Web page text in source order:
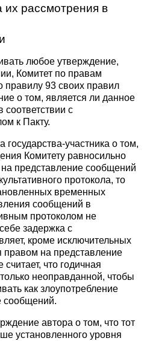
рассмотрения в
любое утверждение,
Комитет по правам
правилу 93 своих правил
о том, является ли данное
с
к Пакту.
государства-участника о том,
Комитету равносильно
представление сообщений
протокола, то
временных
сообщений в
протоколом не
задержка с
кроме исключительных
правом на представление
считает, что годичная
неоправданной, чтобы
как злоупотребление
сообщений.
автора о том, что тот
установленного уровня